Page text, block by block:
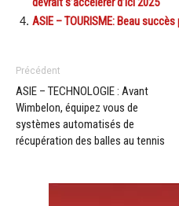
ASIE – TOURISME: Beau
Précédent
ASIE – TECHNOLOGIE : Avant
Wimbelon, équipez vous de
systèmes automatisés de
récupération des balles au tennis